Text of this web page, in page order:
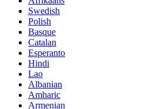
Swedish
Polish
Basque
Catalan
Esperanto
Hindi
Lao
Albanian
Amharic
Armenian